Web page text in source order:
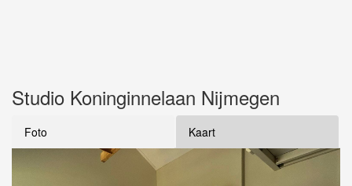
Studio Koninginnelaan Nijmegen
Foto Kaart